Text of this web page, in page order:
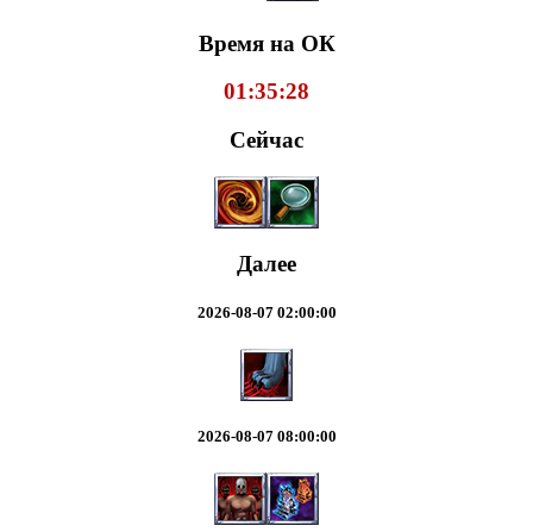
Время на ОК
01:35:28
Сейчас
Далее
2026-08-07 02:00:00
2026-08-07 08:00:00